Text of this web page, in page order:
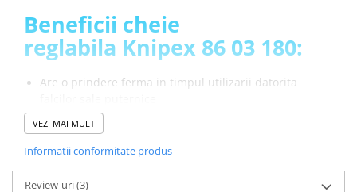
Banda Izolatoare
Panouri Fotovoltaice
Smart Home
Intrerupatoare Smart
Module Smart Home
Camere Supraveghere
Iluminat
Beneficii cheie
reglabila Knipex 86 03 180:
Are o prindere ferma in timpul utilizarii datorita
Dimensiunea compacta a cheii face ca aceasta sa fie
usor de transportat si depozitat in trusa de unelte sau
buzunar
anatomica ofera confort si o utilizare usoara
VEZI MAI MULT
Informatii conformitate produs
Review-uri(3)